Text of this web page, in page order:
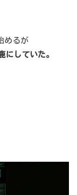
めるが
にしていた。